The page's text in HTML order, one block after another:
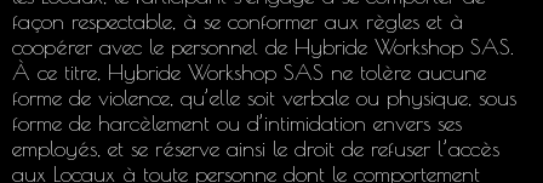
façon respectable, à se conformer aux règles et à
coopérer avec le personnel de Hybride Workshop SAS.
À ce titre, Hybride Workshop SAS ne tolère aucune
forme de violence, qu’elle soit verbale ou physique, sous
forme de harcèlement ou d’intimidation envers ses
employés, et se réserve ainsi le droit de refuser l’accès
aux Locaux à toute personne dont le comportement